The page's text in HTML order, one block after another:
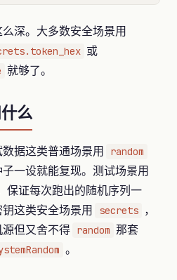
深。大多数安全场景用
或
就够了。
么
据这类普通场景用 random
一设就能复现。测试场景用
保证每次跑出的随机序列一
这类安全场景用
secrets ，
但又舍不得 random 那套
。